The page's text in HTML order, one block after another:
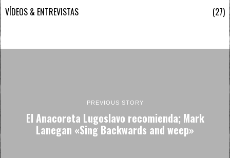
VÍDEOS & ENTREVISTAS
27
PREVIOUS STORY
El Anacoreta Lugoslavo recomienda; Mark
Lanegan «Sing Backwards and weep»